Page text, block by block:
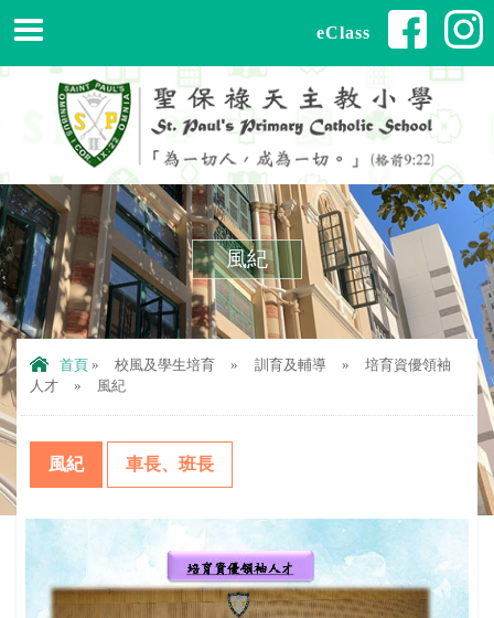
eClass
風紀
首頁 » 校風及學生培育 » 訓育及輔導 »
培育資優領袖
人才
» 風紀
風紀 車長、班長